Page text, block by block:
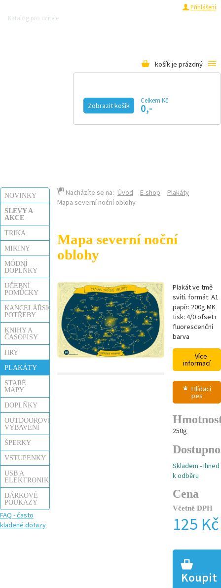
Přihlášení
Katalog pro učitele
košík je prázdný
Zobrazit košík
Celkem Kč
0,-
KALENDÁŘ AKCÍ
MAGAZÍN
NOVINKY
SLEVY A
AKCE
TRIKA
MIKINY
MÓDNÍ
DOPLŇKY
UČEBNÍ
POMŮCKY
KANCELÁŘSKÉ
POTŘEBY
KNIHY A
ČASOPISY
HRY
PLAKÁTY
STARÉ
MAPY
DOPLŇKY
OUTDOOROVÉ
VYBAVENÍ
ŠPERKY
VSTUPENKY
USB A
ELEKTRONIKA
DÁRKOVÉ
POUKAZY
FAQ - často
kladené dotazy
Nacházíte se na: Úvod E-shop
Plakáty
Mapa severní noční oblohy
Mapa severní noční
oblohy
Plakát ve tmě
svítí. formát: A1
papír: 200g MK
tisk: 4/0 ofset+
fluorescenční
barva
Více
informací
Hlídací
pes
250g
Skladem - ihned
k odběru
Cena
Včetně DPH
125 Kč
Koupit